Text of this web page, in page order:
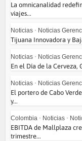
La omnicanalidad
viajes...
Noticias • Noticias
Tijuana Innovadora y
Noticias • Noticias
En el Día de la Cerveza,
Noticias • Noticias
El portero de Cabo
y...
Colombia • Noticias •
EBITDA de Mallplaza
trimestre...